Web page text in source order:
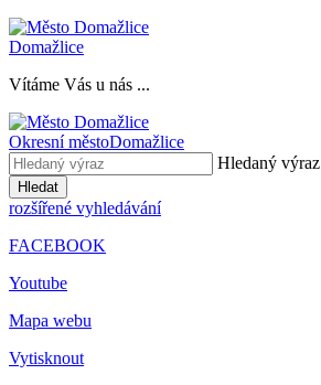
Domažlice
Vítáme Vás u nás ...
Okresní městoDomažlice
Hledaný výraz
Hledat
rozšířené vyhledávání
FACEBOOK
Youtube
Mapa webu
Vytisknout